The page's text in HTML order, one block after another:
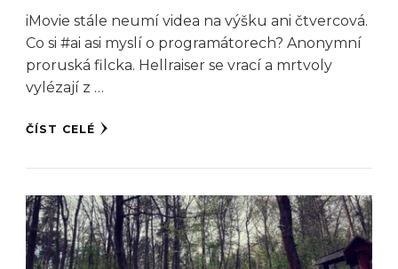
iMovie stále neumí videa na výšku ani čtvercová.
Co si #ai asi myslí o programátorech? Anonymní
proruská filcka. Hellraiser se vrací a mrtvoly
vylézají z …
ČÍST CELÉ